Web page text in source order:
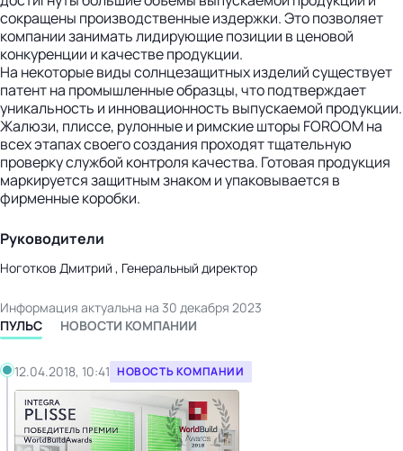
сокращены производственные издержки. Это позволяет
компании занимать лидирующие позиции в ценовой
конкуренции и качестве продукции.
На некоторые виды солнцезащитных изделий существует
патент на промышленные образцы, что подтверждает
уникальность и инновационность выпускаемой продукции.
Жалюзи, плиссе, рулонные и римские шторы FOROOM на
всех этапах своего создания проходят тщательную
проверку службой контроля качества. Готовая продукция
маркируется защитным знаком и упаковывается в
фирменные коробки.
Руководители
Ноготков Дмитрий , Генеральный директор
Информация актуальна на 30 декабря 2023
ПУЛЬС
НОВОСТИ КОМПАНИИ
12.04.2018, 10:41 НОВОСТЬ КОМПАНИИ